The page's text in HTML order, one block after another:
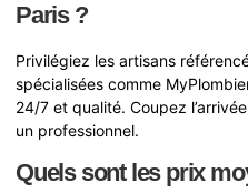
Paris ?
Privilégiez les artisans
spécialisées comme
24/7 et qualité. Coupez
un professionnel.
Quels sont les prix